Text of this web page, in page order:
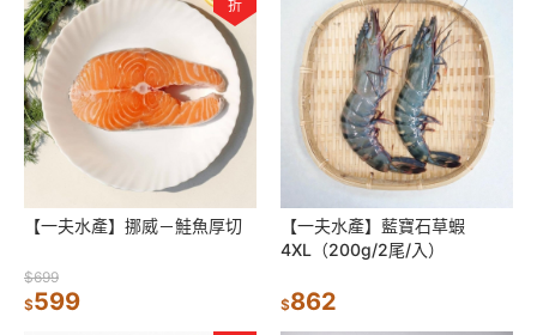
折
【一夫水產】挪威－鮭魚厚切
$699
$599
【一夫水產】藍寶石草蝦
4XL（200g/2尾/入）
$862